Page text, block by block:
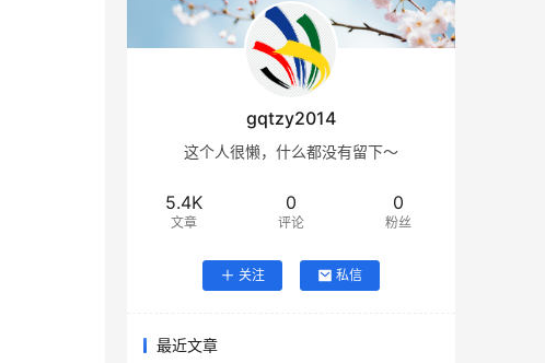
gqtzy2014
这个人很懒，什么都没有留下～
5.4K
文章
0
评论
0
粉丝
关注 私信
最近文章